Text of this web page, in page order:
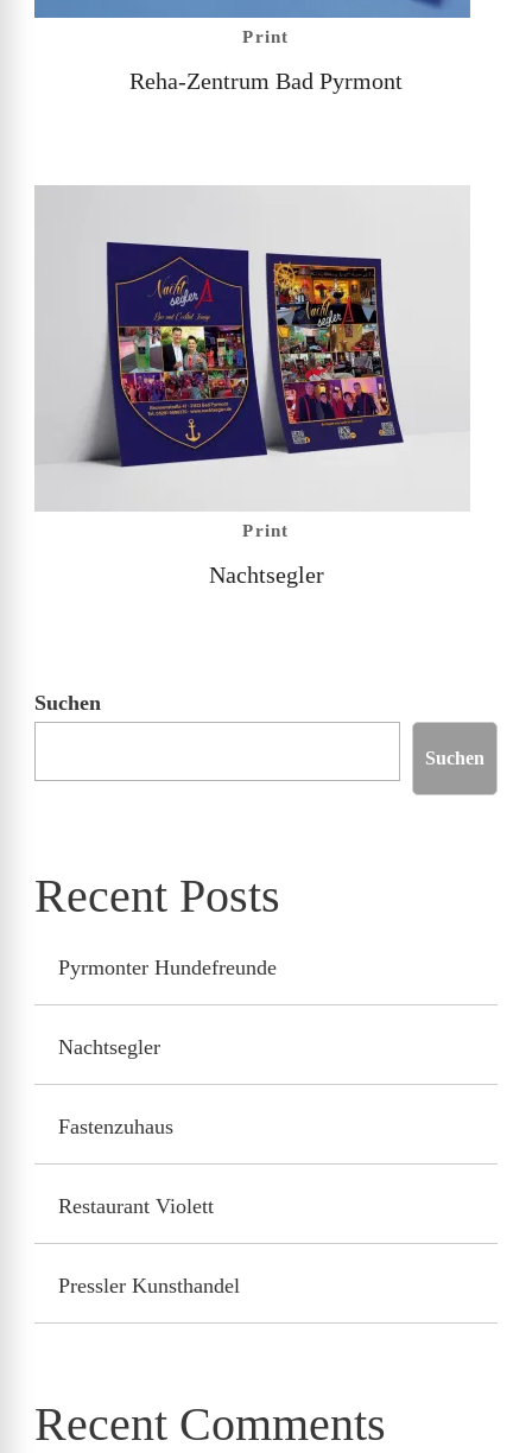
Print
Reha-Zentrum Bad Pyrmont
Print
Nachtsegler
Suchen
Suchen
Recent Posts
Pyrmonter Hundefreunde
Nachtsegler
Fastenzuhaus
Restaurant Violett
Pressler Kunsthandel
Recent Comments